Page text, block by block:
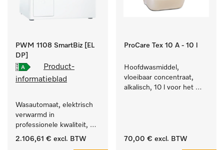
PWM 1108 SmartBiz [EL
DP]
Product-
informatieblad
Wasautomaat, elektrisch
verwarmd in
professionele kwaliteit,
programmaduur van
2.106,61 € excl. BTW
ProCare Tex 10 A - 10 l
Hoofdwasmiddel,
vloeibaar concentraat,
alkalisch, 10 l voor het
70,00 € excl. BTW